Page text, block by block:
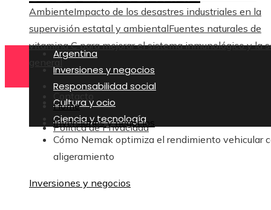
AmbienteImpacto de los desastres industriales en la
supervisión estatal y ambientalFuentes naturales de
vitamina C para mejorar el sistema inmunológico y la
general
Contacto
Política de Privacidad
Argentina
Inversiones y negocios
Responsabilidad social
Cultura y ocio
Ciencia y tecnología
Home
Inversiones y negocios
Cómo Nemak optimiza el rendimiento vehicular
aligeramiento
Inversiones y negocios